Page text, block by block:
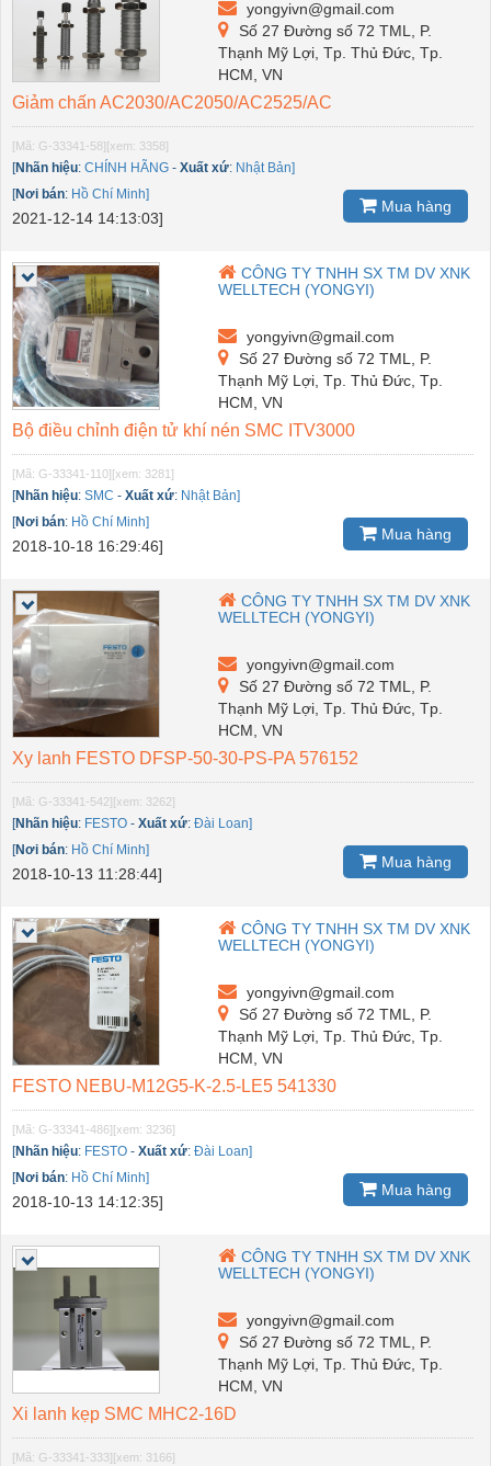
yongyivn@gmail.com
Số 27 Đường số 72 TML, P.
Thạnh Mỹ Lợi, Tp. Thủ Đức, Tp.
HCM, VN
Giảm chấn AC2030/AC2050/AC2525/AC
[Mã: G-33341-58][xem: 3358]
[Nhãn hiệu: CHÍNH HÃNG - Xuất xứ: Nhật Bản]
[Nơi bán: Hồ Chí Minh]
2021-12-14 14:13:03]
Mua hàng
CÔNG TY TNHH SX TM DV XNK
WELLTECH (YONGYI)
yongyivn@gmail.com
Số 27 Đường số 72 TML, P.
Thạnh Mỹ Lợi, Tp. Thủ Đức, Tp.
HCM, VN
Bộ điều chỉnh điện tử khí nén SMC ITV3000
[Mã: G-33341-110][xem: 3281]
[Nhãn hiệu: SMC - Xuất xứ: Nhật Bản]
[Nơi bán: Hồ Chí Minh]
2018-10-18 16:29:46]
Mua hàng
CÔNG TY TNHH SX TM DV XNK
WELLTECH (YONGYI)
yongyivn@gmail.com
Số 27 Đường số 72 TML, P.
Thạnh Mỹ Lợi, Tp. Thủ Đức, Tp.
HCM, VN
Xy lanh FESTO DFSP-50-30-PS-PA 576152
[Mã: G-33341-542][xem: 3262]
[Nhãn hiệu: FESTO - Xuất xứ: Đài Loan]
[Nơi bán: Hồ Chí Minh]
2018-10-13 11:28:44]
Mua hàng
CÔNG TY TNHH SX TM DV XNK
WELLTECH (YONGYI)
yongyivn@gmail.com
Số 27 Đường số 72 TML, P.
Thạnh Mỹ Lợi, Tp. Thủ Đức, Tp.
HCM, VN
FESTO NEBU-M12G5-K-2.5-LE5 541330
[Mã: G-33341-486][xem: 3236]
[Nhãn hiệu: FESTO - Xuất xứ: Đài Loan]
[Nơi bán: Hồ Chí Minh]
2018-10-13 14:12:35]
Mua hàng
CÔNG TY TNHH SX TM DV XNK
WELLTECH (YONGYI)
yongyivn@gmail.com
Số 27 Đường số 72 TML, P.
Thạnh Mỹ Lợi, Tp. Thủ Đức, Tp.
HCM, VN
Xi lanh kẹp SMC MHC2-16D
[Mã: G-33341-333][xem: 3166]